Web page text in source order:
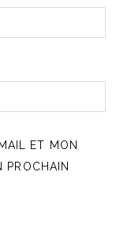
ET MON
PROCHAIN